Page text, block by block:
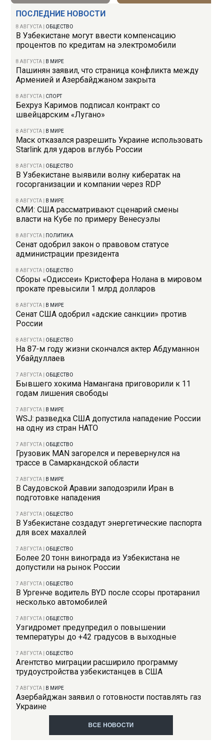
ПОСЛЕДНИЕ НОВОСТИ
8 АВГУСТА ОБЩЕСТВО
В Узбекистане могут ввести компенсацию
процентов по кредитам на электромобили
8 АВГУСТА В МИРЕ
Пашинян заявил, что страница конфликта между
Арменией и Азербайджаном закрыта
8 АВГУСТА СПОРТ
Бехруз Каримов подписал контракт со
швейцарским «Лугано»
8 АВГУСТА В МИРЕ
Маск отказался разрешить Украине использовать
Starlink для ударов вглубь России
8 АВГУСТА ОБЩЕСТВО
В Узбекистане выявили волну кибератак на
госорганизации и компании через RDP
8 АВГУСТА В МИРЕ
СМИ: США рассматривают сценарий смены
власти на Кубе по примеру Венесуэлы
8 АВГУСТА ПОЛИТИКА
Сенат одобрил закон о правовом статусе
администрации президента
8 АВГУСТА ОБЩЕСТВО
Сборы «Одиссеи» Кристофера Нолана в мировом
прокате превысили 1 млрд долларов
8 АВГУСТА В МИРЕ
Сенат США одобрил «адские санкции» против
России
8 АВГУСТА ОБЩЕСТВО
На 87-м году жизни скончался актер Абдуманнон
Убайдуллаев
7 АВГУСТА ОБЩЕСТВО
Бывшего хокима Намангана приговорили к 11
годам лишения свободы
7 АВГУСТА В МИРЕ
WSJ: разведка США допустила нападение России
на одну из стран НАТО
7 АВГУСТА ОБЩЕСТВО
Грузовик MAN загорелся и перевернулся на
трассе в Самаркандской области
7 АВГУСТА В МИРЕ
В Саудовской Аравии заподозрили Иран в
подготовке нападения
7 АВГУСТА ОБЩЕСТВО
В Узбекистане создадут энергетические паспорта
для всех махаллей
7 АВГУСТА ОБЩЕСТВО
Более 20 тонн винограда из Узбекистана не
допустили на рынок России
7 АВГУСТА ОБЩЕСТВО
В Ургенче водитель BYD после ссоры протаранил
несколько автомобилей
7 АВГУСТА ОБЩЕСТВО
Узгидромет предупредил о повышении
температуры до +42 градусов в выходные
7 АВГУСТА ОБЩЕСТВО
Агентство миграции расширило программу
трудоустройства узбекистанцев в США
7 АВГУСТА В МИРЕ
Азербайджан заявил о готовности поставлять газ
Украине
ВСЕ НОВОСТИ